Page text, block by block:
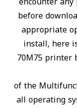
before
appropriate
install, here
70M75 printer
of the
all operating